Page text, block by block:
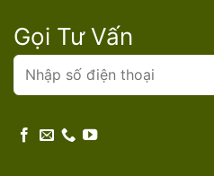
Gọi Tư Vấn